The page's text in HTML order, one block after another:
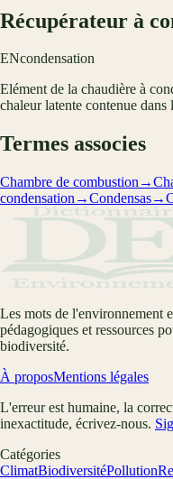
Récupérateur à
ENcondensation
Elément de la chaudière à
chaleur latente contenue dans
Termes associes
Chambre de combustion →
condensation →Condensas→
Les mots de l'environnement
pédagogiques et ressources
biodiversité.
À proposMentions légales
L'erreur est humaine, la
inexactitude, écrivez-nous.
Catégories
ClimatBiodiversitéPollution